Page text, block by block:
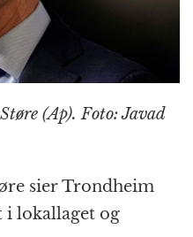
(Ap). Foto: Javad
sier Trondheim
i lokallaget og